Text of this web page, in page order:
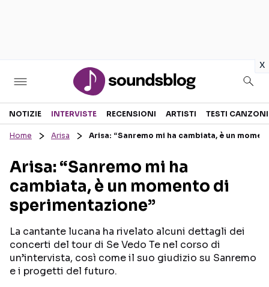
x
Sezioni
RECENSIONI MUSICALI
INTERVISTE
GOSSIP E CURIOSITÀ
TESTI CANZONI
TOUR ED EVENTI
TALENT SHOW
NOTIZIE INTERVISTE RECENSIONI ARTISTI TESTI CANZONI
Home Arisa Arisa: “Sanremo mi ha cambiata, è un
Arisa: “Sanremo mi ha
cambiata, è un momento di
sperimentazione”
La cantante lucana ha rivelato alcuni dettagli dei
concerti del tour di Se Vedo Te nel corso di
un’intervista, così come il suo giudizio su Sanremo
e i progetti del futuro.